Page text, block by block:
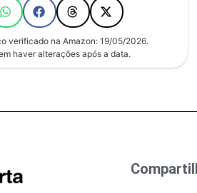
verificado na Amazon: 19/05/2026.
haver alterações após a data.